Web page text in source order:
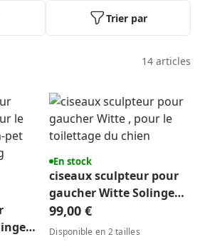
Trier par
14 articles
En stock
ciseaux sculpteur pour
gaucher Witte Solingen
toilettage du chien
99,00 €
Disponible en 2 tailles